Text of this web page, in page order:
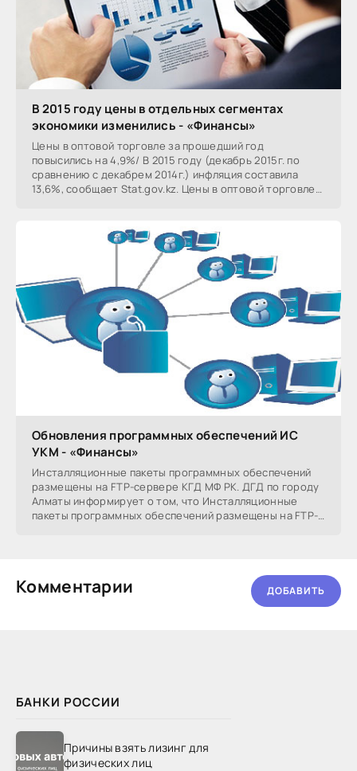
БАНКИ РОССИИ
Причины взять лизинг для
физических лиц
В 2015 году цены в отдельных сегментах
экономики изменились - «Финансы»
Цены в оптовой торговле за прошедший год
повысились на 4,9%/ В 2015 году (декабрь 2015г. по
сравнению с декабрем 2014г.) инфляция составила
13,6%, сообщает Stat.gov.kz. Цены в оптовой торговле
Обновления программных обеспечений ИС
УКМ - «Финансы»
Инсталляционные пакеты программных обеспечений
размещены на FTP-сервере КГД МФ РК. ДГД по городу
Алматы информирует о том, что Инсталляционные
пакеты программных обеспечений размещены на FTP-
Комментарии ДОБАВИТЬ